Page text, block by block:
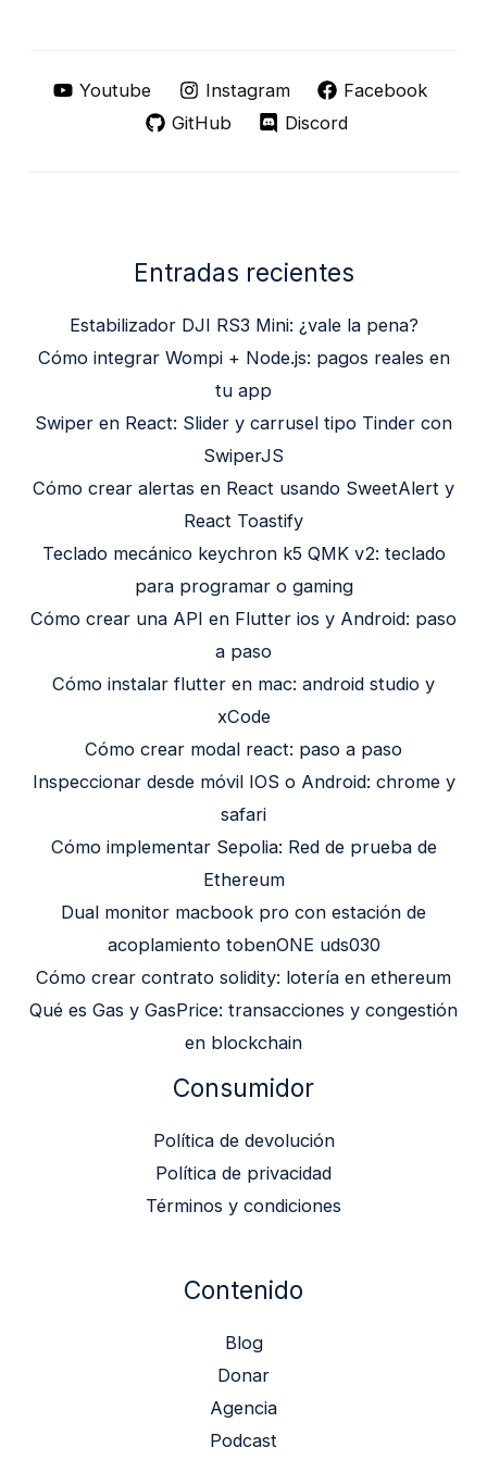
Youtube Instagram
Facebook
GitHub
Discord
Entradas recientes
Estabilizador DJI RS3 Mini: ¿vale la pena?
Cómo integrar Wompi + Node.js: pagos reales en
tu app
Swiper en React: Slider y carrusel tipo Tinder con
SwiperJS
Cómo crear alertas en React usando SweetAlert y
React Toastify
Teclado mecánico keychron k5 QMK v2: teclado
para programar o gaming
Cómo crear una API en Flutter ios y Android: paso
a paso
Cómo instalar flutter en mac: android studio y
xCode
Cómo crear modal react: paso a paso
Inspeccionar desde móvil IOS o Android: chrome y
safari
Cómo implementar Sepolia: Red de prueba de
Ethereum
Dual monitor macbook pro con estación de
acoplamiento tobenONE uds030
Cómo crear contrato solidity: lotería en ethereum
Qué es Gas y GasPrice: transacciones y congestión
en blockchain
Consumidor
Política de devolución
Política de privacidad
Términos y condiciones
Contenido
Blog
Donar
Agencia
Podcast